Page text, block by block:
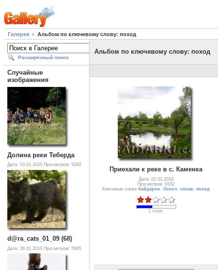
Галерея Альбом по ключевому слову: поход
Расширенный поиск
Случайные
изображения
Долина реки Теберда
Дата: 03.01.2010 Просмотров: 5082
d@ra_cats_01_09 (68)
Дата: 28.01.2010 Просмотров: 5065
Альбом по ключевому слову: поход
Приехали к реке в с. Каменка
Дата: 02.01.2010
Просмотров: 9182
Ключевые слова байдарки Оскол сплав поход
1 голос